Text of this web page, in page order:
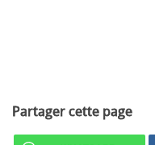
Partager cette page